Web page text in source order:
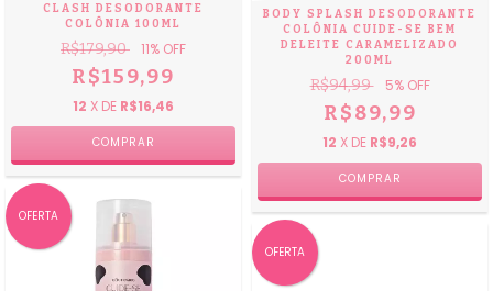
CLASH DESODORANTE
COLÔNIA 100ML
R$179,90 11% OFF
R$159,99
12 X DE R$16,46
BODY SPLASH DESODORANTE
COLÔNIA CUIDE-SE BEM
DELEITE CARAMELIZADO
200ML
R$94,99 5% OFF
R$89,99
12 X DE R$9,26
OFERTA
OFERTA